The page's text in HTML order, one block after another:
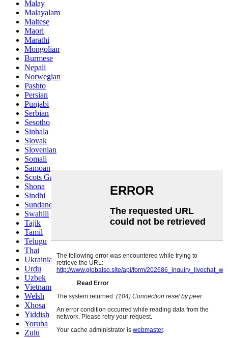
Malay
Malayalam
Maltese
Maori
Marathi
Mongolian
Burmese
Nepali
Norwegian
Pashto
Persian
Punjabi
Serbian
Sesotho
Sinhala
Slovak
Slovenian
Somali
Samoan
Scots Gaelic
Shona
Sindhi
Sundanese
Swahili
Tajik
Tamil
Telugu
Thai
Ukrainian
Urdu
Uzbek
Vietnamese
Welsh
Xhosa
Yiddish
Yoruba
Zulu